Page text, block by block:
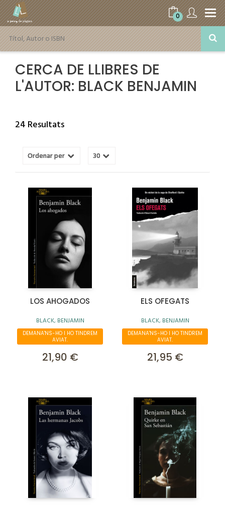
0
CERCA DE LLIBRES DE
L'AUTOR: BLACK BENJAMIN
24 Resultats
LOS AHOGADOS
BLACK, BENJAMIN
DEMANA'NS-HO I HO TINDREM
AVIAT.
21,90 €
ELS OFEGATS
BLACK, BENJAMIN
DEMANA'NS-HO I HO TINDREM
AVIAT.
21,95 €